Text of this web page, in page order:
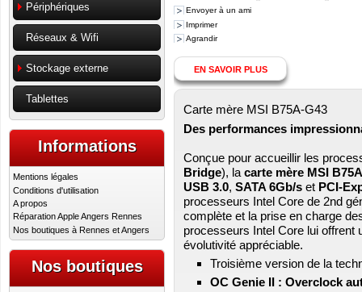
Périphériques
Réseaux & Wifi
Stockage externe
Tablettes
Informations
Mentions légales
Conditions d'utilisation
A propos
Réparation Apple Angers Rennes
Nos boutiques à Rennes et Angers
Nos boutiques
Envoyer à un ami
Imprimer
Agrandir
EN SAVOIR PLUS
Carte mère MSI B75A-G43
Des performances
Conçue pour accueillir les
Bridge), la carte mère MSI
USB 3.0, SATA 6Gb/s et PCI-
processeurs Intel Core de 2nd
complète et la prise en charge
processeurs Intel Core lui offrent
évolutivité appréciable.
Troisième version de la
OC Genie II : Overclock